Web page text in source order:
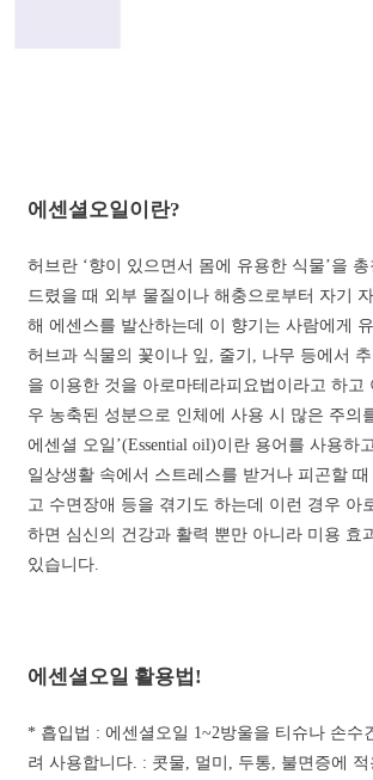
에센셜오일이란?
허브란 ‘향이 있으면서 몸에 유용한 식물’을
드렸을 때 외부 물질이나 해충으로부터 자기
해 에센스를 발산하는데 이 향기는 사람에게
허브과 식물의 꽃이나 잎, 줄기, 나무 등에서
을 이용한 것을 아로마테라피요법이라고 하고
우 농축된 성분으로 인체에 사용 시 많은 주의
에센셜 오일’(Essential oil)이란 용어를 사용하
일상생활 속에서 스트레스를 받거나 피곤할 때
고 수면장애 등을 겪기도 하는데 이런 경우 아
하면 심신의 건강과 활력 뿐만 아니라 미용 효
있습니다.
에센셜오일 활용법!
* 흡입법 : 에센셜오일 1~2방울을 티슈나 손수
려 사용합니다. : 콧물, 멀미, 두통, 불면증에 적